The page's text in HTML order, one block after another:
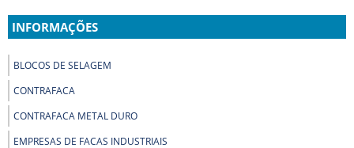
INFORMAÇÕES
BLOCOS DE SELAGEM
CONTRAFACA
CONTRAFACA METAL DURO
EMPRESAS DE FACAS INDUSTRIAIS